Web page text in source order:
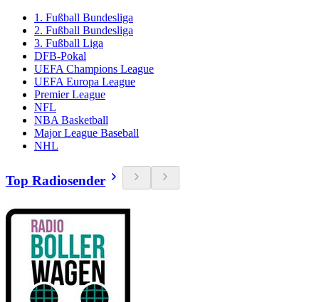
1. Fußball Bundesliga
2. Fußball Bundesliga
3. Fußball Liga
DFB-Pokal
UEFA Champions League
UEFA Europa League
Premier League
NFL
NBA Basketball
Major League Baseball
NHL
Top Radiosender